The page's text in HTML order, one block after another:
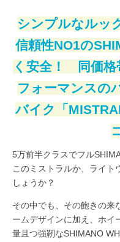
シンプルなルッ
信頼性NO1の
く安全！ 同価格
フォーマンスの
バイク「
5万前半クラスでフル
このミストラルか、ライト
しょうか？
その中でも、その飽きの来
ームデザインに加え、ホイ
量且つ強靭なSHIMANO